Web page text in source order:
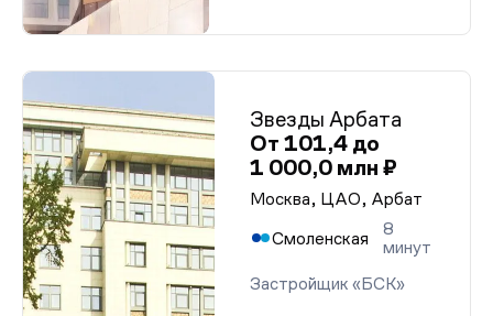
Звезды Арбата
От 101,4 до
1 000,0 млн ₽
Москва, ЦАО, Арбат
Смоленская
8
минут
Застройщик «БСК»